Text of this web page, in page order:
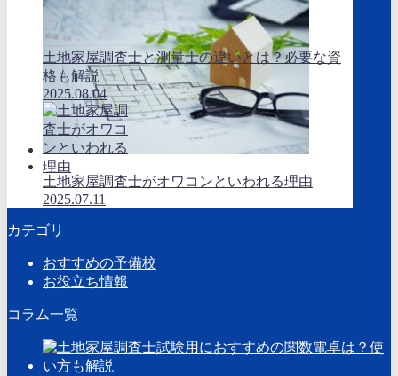
土地家屋調査士と測量士の違いとは？必要な資
格も解説
2025.08.04
土地家屋調査士がオワコンといわれる理由
2025.07.11
カテゴリ
おすすめの予備校
お役立ち情報
コラム一覧